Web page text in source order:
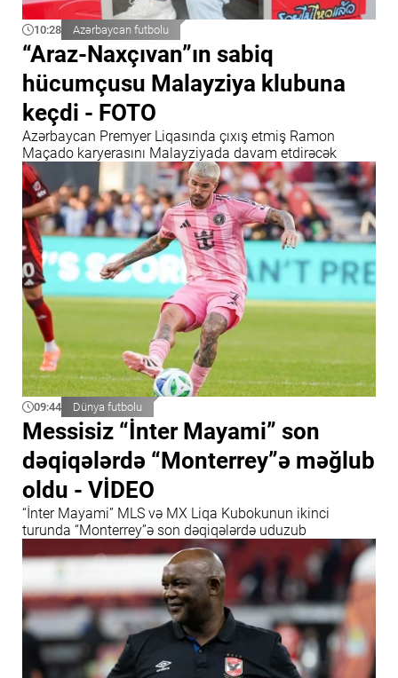
10:28 Azərbaycan futbolu
“Araz-Naxçıvan”ın sabiq
hücumçusu Malayziya klubuna
keçdi - FOTO
Azərbaycan Premyer Liqasında çıxış etmiş Ramon
Maçado karyerasını Malayziyada davam etdirəcək
09:44 Dünya futbolu
Messisiz “İnter Mayami” son
dəqiqələrdə “Monterrey”ə məğlub
oldu - VİDEO
“İnter Mayami” MLS və MX Liqa Kubokunun ikinci
turunda “Monterrey”ə son dəqiqələrdə uduzub